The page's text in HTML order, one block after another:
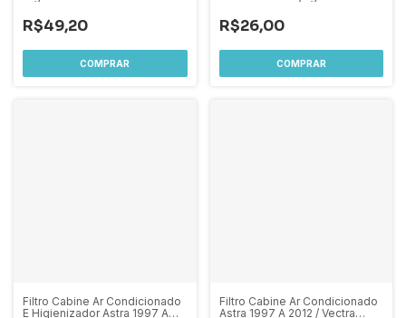
SapceFox 2004 A 2012 / Polo
2001 A 2014
R$49,20
Polo 2001 A 2014
R$26,00
Filtro Cabine Ar Condicionado
E Higienizador Astra 1997 A
Filtro Cabine Ar Condicionado
Astra 1997 A 2012 / Vectra